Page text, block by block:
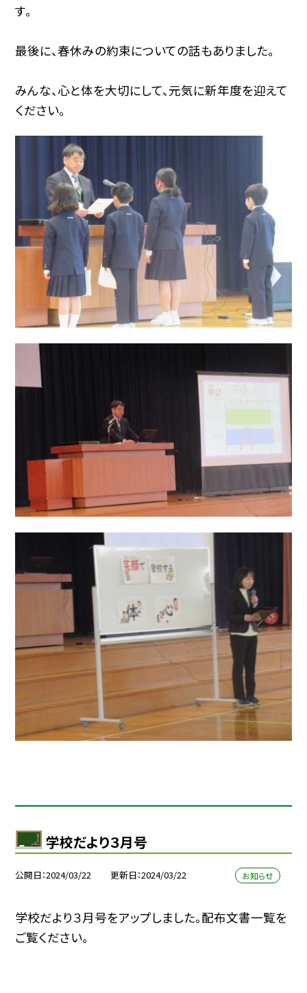
す。
最後に、春休みの約束についての話もありました。
みんな、心と体を大切にして、元気に新年度を迎えて
ください。
学校だより３月号
公開日 2024/03/22 更新日 2024/03/22 お知らせ
学校だより３月号をアップしました。配布文書一覧を
ご覧ください。